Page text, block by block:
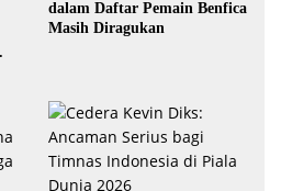
dalam Daftar Pemain Benfica
Masih Diragukan